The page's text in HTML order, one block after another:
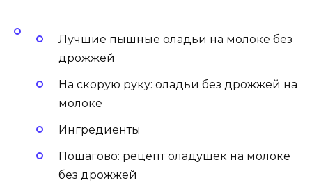
Лучшие пышные оладьи на молоке без
дрожжей
На скорую руку: оладьи без дрожжей на
молоке
Ингредиенты
Пошагово: рецепт оладушек на молоке
без дрожжей